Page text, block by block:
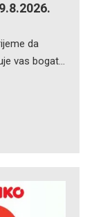
da
vas bogat…